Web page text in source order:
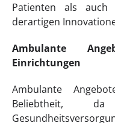
Patienten als auch
derartigen
Ambulante
Einrichtungen
Ambulante
Beliebtheit,